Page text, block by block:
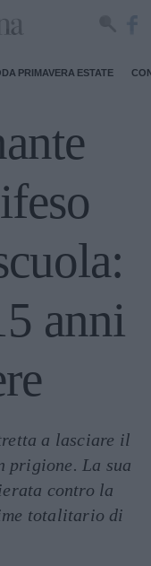
PRIMAVERA ESTATE
anni
a lasciare il
prigione. La sua
contro la
totalitario di